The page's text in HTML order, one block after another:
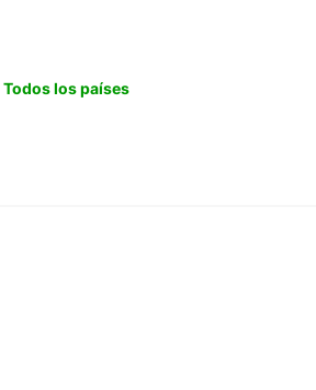
Todos los países